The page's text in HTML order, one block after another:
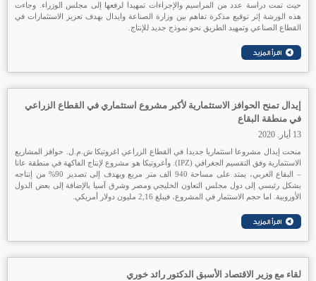
حيث تمت دراسة عدد من المراسيم والإجراءات تمهيدا لرفعها إلى مجلس الوزراء. وجاءت
هذه الورشة إثر توقيع مذكرة تفاهم بين وزارة الصناعة وايدال بهدف تعزيز الاستثمارات في
القطاع الصناعي وتمهيد الطريق نحو نموذج جديد للإنتاج.
إيدال تمنح الحوافز الاستثمارية لأكبر مشروع استثماري في القطاع الزراعي
في منطقة البقاع
13 أيار. 2020
منحت إيدال مشروعا استثماريا جديدا في القطاع الزراعي اغروتيكا ش.م.ل. حوافز المشاريع
الاستثمارية وفق التقسيم الجغرافي (IPZ). وأغروتيكا هو مشروع لإنتاج الفاكهة في منطقة عانا
– البقاع الغربي، يمتد على مساحة 940 الف متر مربع ويهدف إلى تصدير 90% من إنتاجه
بشكل رئيسي إلى دول مجلس التعاون الخليجي ومصر وشرق آسيا بالإضافة إلى بعض الدول
الأوروبية. اما حجم الاستثمار في المشروع، فيبلغ 2,16 مليون دولار أمريكي.
لقاء مع وزير الاقتصاد الأسبق الدكتور رائد خوري